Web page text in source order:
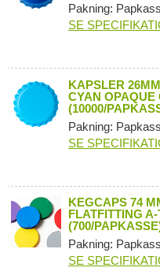
Pakning:
SE
KAPSLER
CYAN OPAQUE
(10000/
Pakning:
SE
KEGCAPS 74
FLATFITTING
(700/
Pakning:
SE